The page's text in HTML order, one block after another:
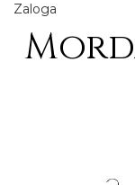
Zaloga